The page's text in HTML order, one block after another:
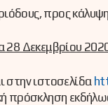
προς
Δεκεμβρίου 2020
στην ιστοσελίδα
πρόσκληση